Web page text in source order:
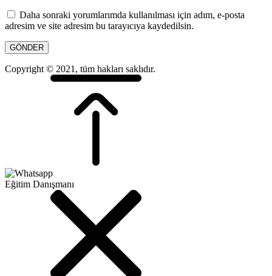
Daha sonraki yorumlarımda kullanılması için adım, e-posta
adresim ve site adresim bu tarayıcıya kaydedilsin.
Copyright © 2021, tüm hakları saklıdır.
Eğitim Danışmanı